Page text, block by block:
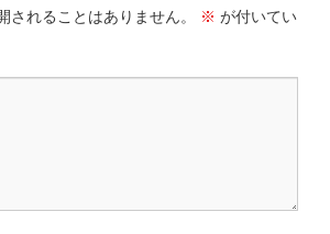
されることはありません。 ※ が付いてい